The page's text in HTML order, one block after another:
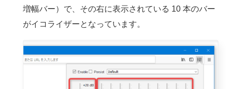
増幅バー）で、その右に表示されている 10 本のバー
がイコライザーとなっています。